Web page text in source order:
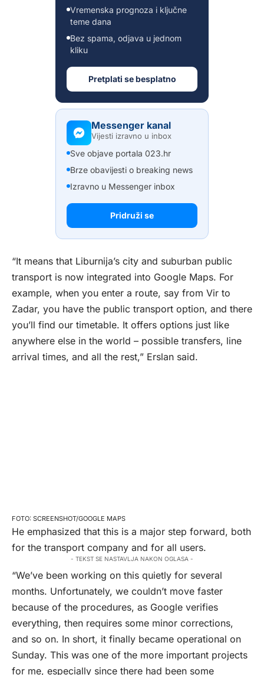
Vremenska prognoza i ključne
teme dana
Bez spama, odjava u jednom
kliku
Pretplati se besplatno
Messenger kanal
Vijesti izravno u inbox
Sve objave portala 023.hr
Brze obavijesti o breaking news
Izravno u Messenger inbox
Pridruži se
“It means that Liburnija’s city and suburban public
transport is now integrated into Google Maps. For
example, when you enter a route, say from Vir to
Zadar, you have the public transport option, and there
you’ll find our timetable. It offers options just like
anywhere else in the world – possible transfers, line
arrival times, and all the rest,” Erslan said.
SCREENSHOT/GOOGLE MAPS
He emphasized that this is a major step forward, both
for the transport company and for all users.
- TEKST SE NASTAVLJA NAKON OGLASA -
“We’ve been working on this quietly for several
months. Unfortunately, we couldn’t move faster
because of the procedures, as Google verifies
everything, then requires some minor corrections,
and so on. In short, it finally became operational on
Sunday. This was one of the more important projects
for me, especially since there had been some